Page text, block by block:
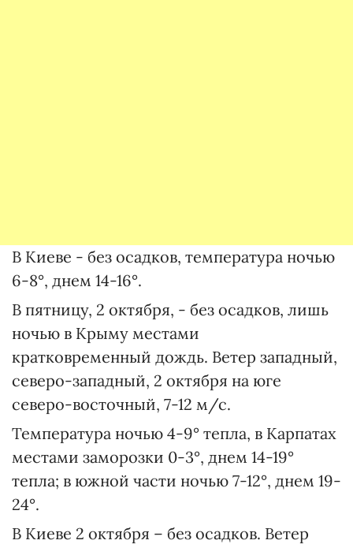
В Киеве - без осадков, температура ночью
6-8°, днем 14-16°.
В пятницу, 2 октября, - без осадков, лишь
ночью в Крыму местами
кратковременный дождь. Ветер западный,
северо-западный, 2 октября на юге
северо-восточный, 7-12 м/с.
Температура ночью 4-9° тепла, в Карпатах
местами заморозки 0-3°, днем 14-19°
тепла; в южной части ночью 7-12°, днем 19-
24°.
В Киеве 2 октября – без осадков. Ветер